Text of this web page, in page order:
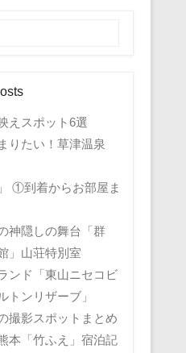
えスポット6選
りたい！草津温泉
①到着からお部屋ま
神隠しの舞台「群
山荘特別室
ンド「東山ニセコビ
トンリザーブ」
撮影スポットまとめ
本「竹ふえ」宿泊記